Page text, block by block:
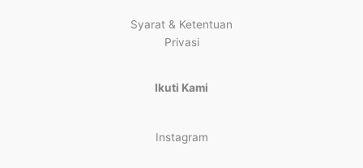
Syarat & Ketentuan
Privasi
Ikuti Kami
Instagram